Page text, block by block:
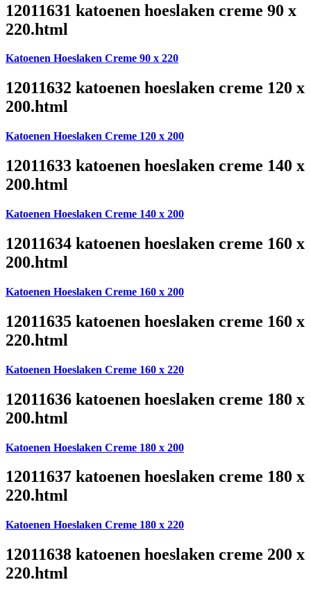
12011631 katoenen hoeslaken creme 90 x
220.html
Katoenen Hoeslaken Creme 90 x 220
12011632 katoenen hoeslaken creme 120 x
200.html
Katoenen Hoeslaken Creme 120 x 200
12011633 katoenen hoeslaken creme 140 x
200.html
Katoenen Hoeslaken Creme 140 x 200
12011634 katoenen hoeslaken creme 160 x
200.html
Katoenen Hoeslaken Creme 160 x 200
12011635 katoenen hoeslaken creme 160 x
220.html
Katoenen Hoeslaken Creme 160 x 220
12011636 katoenen hoeslaken creme 180 x
200.html
Katoenen Hoeslaken Creme 180 x 200
12011637 katoenen hoeslaken creme 180 x
220.html
Katoenen Hoeslaken Creme 180 x 220
12011638 katoenen hoeslaken creme 200 x
220.html